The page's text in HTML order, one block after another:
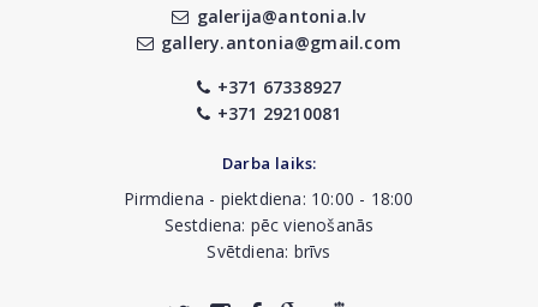
galerija@antonia.lv
gallery.antonia@gmail.com
+371 67338927
+371 29210081
Darba laiks:
Pirmdiena - piektdiena: 10:00 - 18:00
Sestdiena: pēc vienošanās
Svētdiena: brīvs